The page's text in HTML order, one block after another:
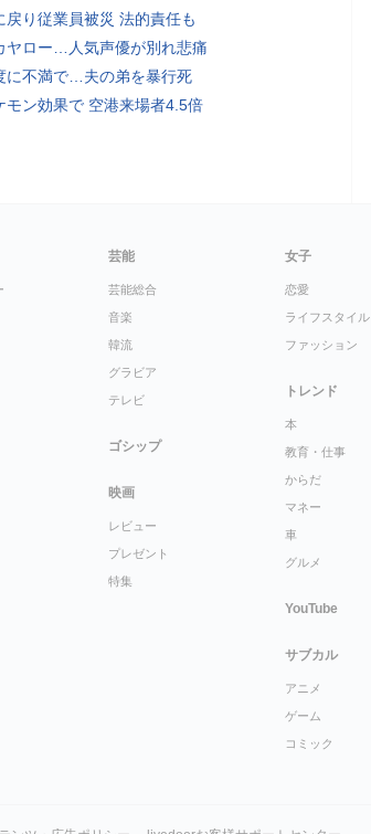
戻り従業員被災 法的責任も
ヤロー…人気声優が別れ悲痛
に不満で…夫の弟を暴行死
モン効果で 空港来場者4.5倍
芸能
芸能総合
音楽
韓流
グラビア
テレビ
ゴシップ
映画
レビュー
プレゼント
特集
女子
恋愛
ライフスタイル
ファッション
トレンド
本
教育・仕事
からだ
マネー
車
グルメ
YouTube
サブカル
アニメ
ゲーム
コミック